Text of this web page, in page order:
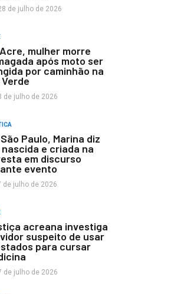
de julho de 2026
mulher morre
após moto ser
por caminhão na
de julho de 2026
Paulo, Marina diz
e criada na
em discurso
evento
de julho de 2026
acreana investiga
suspeito de usar
para cursar
de julho de 2026